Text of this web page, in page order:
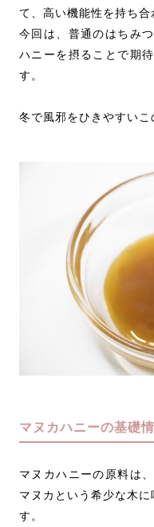
て、高い機能性を持ち合
今回は、普通のはちみ
ハニーを摂ることで期
す。
冬で風邪をひきやすいこ
マヌカハニーの基礎
マヌカハニーの原料は
マヌカという希少な木
す。